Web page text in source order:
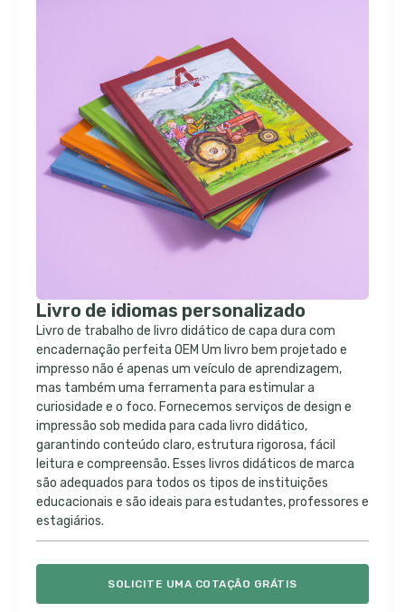
Livro de idiomas personalizado
Livro de trabalho de livro didático de capa dura com
encadernação perfeita OEM Um livro bem projetado e
impresso não é apenas um veículo de aprendizagem,
mas também uma ferramenta para estimular a
curiosidade e o foco. Fornecemos serviços de design e
impressão sob medida para cada livro didático,
garantindo conteúdo claro, estrutura rigorosa, fácil
leitura e compreensão. Esses livros didáticos de marca
são adequados para todos os tipos de instituições
educacionais e são ideais para estudantes, professores e
estagiários.
SOLICITE UMA COTAÇÃO GRÁTIS